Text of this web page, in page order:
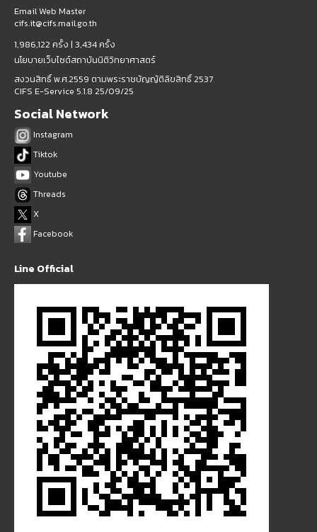
Email Web Master
cifs.it@cifs.mail.go.th
1,986,122 ครั้ง | 3,434 ครั้ง
นโยบายเว็บไซต์สถาบันนิติวิทยาศาสตร์
สงวนสิทธิ์ พ.ศ.2559 ตามพระราชบัญญัติลิขสิทธิ์ 2537
CIFS E-Service 5.1.8 25/09/25
Social Network
Instagram
Tiktok
Youtube
Threads
X
Facebook
Line Official